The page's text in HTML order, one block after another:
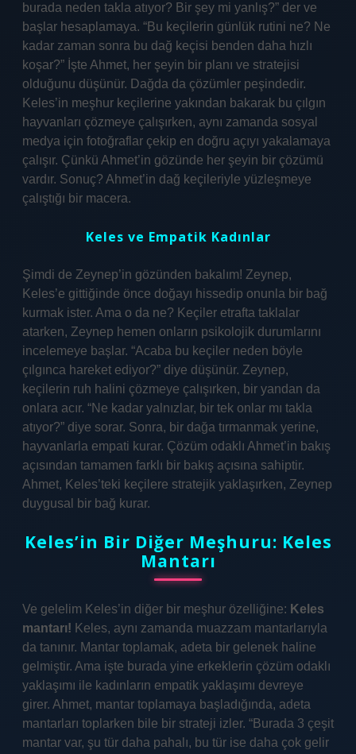
burada neden takla atıyor? Bir şey mi yanlış?” der ve
başlar hesaplamaya. “Bu keçilerin günlük rutini ne? Ne
kadar zaman sonra bu dağ keçisi benden daha hızlı
koşar?” İşte Ahmet, her şeyin bir planı ve stratejisi
olduğunu düşünür. Dağda da çözümler peşindedir.
Keles’in meşhur keçilerine yakından bakarak bu çılgın
hayvanları çözmeye çalışırken, aynı zamanda sosyal
medya için fotoğraflar çekip en doğru açıyı yakalamaya
çalışır. Çünkü Ahmet’in gözünde her şeyin bir çözümü
vardır. Sonuç? Ahmet’in dağ keçileriyle yüzleşmeye
çalıştığı bir macera.
Keles ve Empatik Kadınlar
Şimdi de Zeynep’in gözünden bakalım! Zeynep,
Keles’e gittiğinde önce doğayı hissedip onunla bir bağ
kurmak ister. Ama o da ne? Keçiler etrafta taklalar
atarken, Zeynep hemen onların psikolojik durumlarını
incelemeye başlar. “Acaba bu keçiler neden böyle
çılgınca hareket ediyor?” diye düşünür. Zeynep,
keçilerin ruh halini çözmeye çalışırken, bir yandan da
onlara acır. “Ne kadar yalnızlar, bir tek onlar mı takla
atıyor?” diye sorar. Sonra, bir dağa tırmanmak yerine,
hayvanlarla empati kurar. Çözüm odaklı Ahmet’in bakış
açısından tamamen farklı bir bakış açısına sahiptir.
Ahmet, Keles’teki keçilere stratejik yaklaşırken, Zeynep
duygusal bir bağ kurar.
Keles’in Bir Diğer Meşhuru: Keles
Mantarı
Ve gelelim Keles’in diğer bir meşhur özelliğine: Keles
mantarı! Keles, aynı zamanda muazzam mantarlarıyla
da tanınır. Mantar toplamak, adeta bir gelenek haline
gelmiştir. Ama işte burada yine erkeklerin çözüm odaklı
yaklaşımı ile kadınların empatik yaklaşımı devreye
girer. Ahmet, mantar toplamaya başladığında, adeta
mantarları toplarken bile bir strateji izler. “Burada 3 çeşit
mantar var, şu tür daha pahalı, bu tür ise daha çok gelir